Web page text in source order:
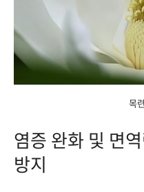
목
염증 완화 및 면
방지